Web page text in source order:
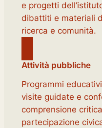
e progetti
dibattiti e materiali
ricerca e comunità.
Attività pubbliche
Programmi
visite guidate e
comprensione
partecipazione